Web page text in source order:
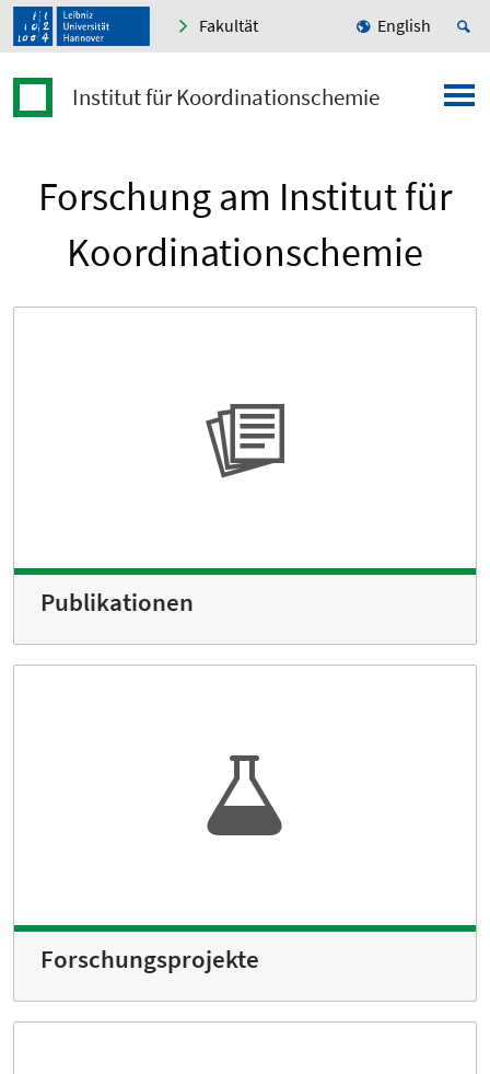
Fakultät English
Institut für Koordinationschemie
Forschung am Institut für
Koordinationschemie
Publikationen
Forschungsprojekte